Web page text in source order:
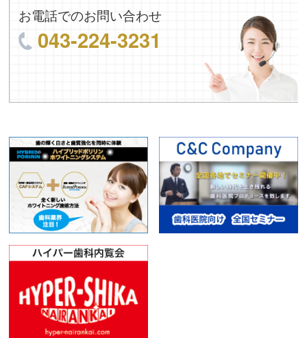
お電話でのお問い合わせ
043-224-3231